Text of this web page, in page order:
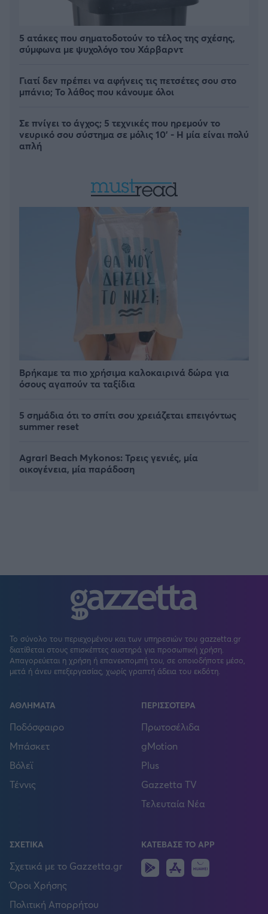
5 ατάκες που σηματοδοτούν το τέλος της σχέσης,
σύμφωνα με ψυχολόγο του Χάρβαρντ
Γιατί δεν πρέπει να αφήνεις τις πετσέτες σου στο
μπάνιο; Το λάθος που κάνουμε όλοι
Σε πνίγει το άγχος; 5 τεχνικές που ηρεμούν το
νευρικό σου σύστημα σε μόλις 10' - Η μία είναι πολύ
απλή
Βρήκαμε τα πιο χρήσιμα καλοκαιρινά δώρα για
όσους αγαπούν τα ταξίδια
5 σημάδια ότι το σπίτι σου χρειάζεται επειγόντως
summer reset
Agrari Beach Mykonos: Τρεις γενιές, μία
οικογένεια, μία παράδοση
Το σύνολο του περιεχομένου και των υπηρεσιών του gazzetta.gr
διατίθεται στους επισκέπτες αυστηρά για προσωπική χρήση.
Απαγορεύεται η χρήση ή επανεκπομπή του, σε οποιοδήποτε μέσο,
μετά ή άνευ επεξεργασίας, χωρίς γραπτή άδεια του εκδότη.
ΑΘΛΗΜΑΤΑ
Ποδόσφαιρο
Μπάσκετ
Βόλεϊ
Τέννις
ΠΕΡΙΣΣΟΤΕΡΑ
Πρωτοσέλιδα
gMotion
Plus
Gazzetta TV
Τελευταία Νέα
ΣΧΕΤΙΚΑ
Σχετικά με το Gazzetta.gr
Όροι Χρήσης
Πολιτική Απορρήτου
ΚΑΤΕΒΑΣΕ ΤΟ APP
Android
IOS